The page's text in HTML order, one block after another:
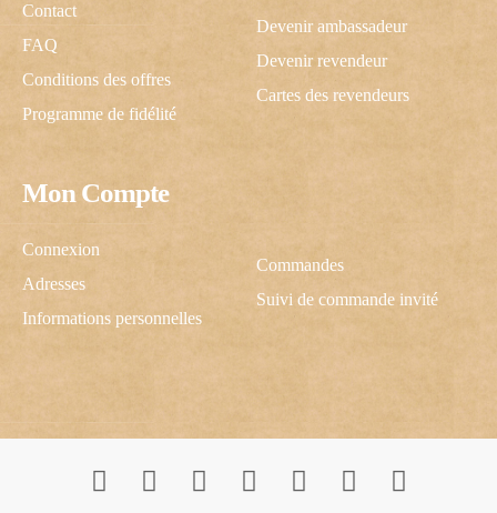
Mon Compte
Connexion
Adresses
Informations personnelles
Commandes
Suivi de commande invité
Contact
FAQ
Conditions des offres
Programme de fidélité
Devenir ambassadeur
Devenir revendeur
Cartes des revendeurs